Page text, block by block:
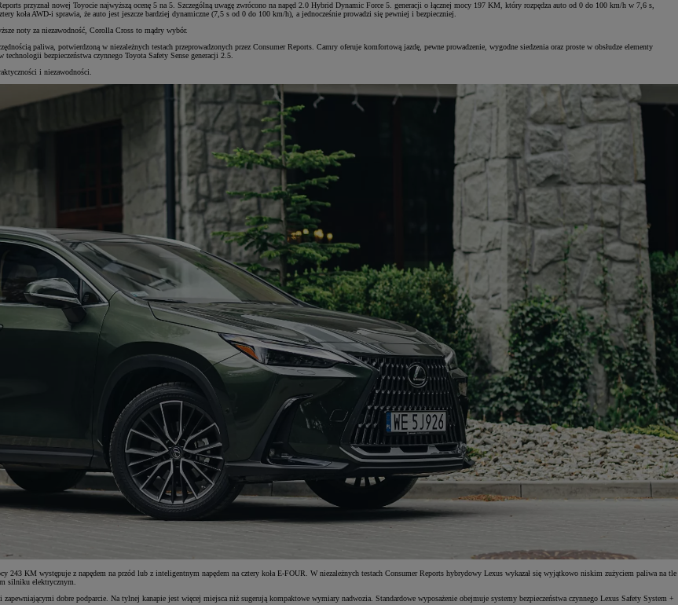
przyznał nowej Toyocie najwyższą ocenę 5 na 5. Szczególną uwagę zwrócono na napęd 2.0 Hybrid Dynamic Force 5. generacji o łącznej mocy 197 KM, który rozpędza auto od 0 do 100 km/h w 7,6 s,
koła AWD-i sprawia, że auto jest jeszcze bardziej dynamiczne (7,5 s od 0 do 100 km/h), a jednocześnie prowadzi się pewniej i bezpieczniej.
noty za niezawodność, Corolla Cross to mądry wybór.
paliwa, potwierdzoną w niezależnych testach przeprowadzonych przez Consumer Reports. Camry oferuje komfortową jazdę, pewne prowadzenie, wygodne siedzenia oraz proste w obsłudze elementy
bezpieczeństwa czynnego Toyota Safety Sense generacji 2.5.
i niezawodności.
KM występuje z napędem na przód lub z inteligentnym napędem na cztery koła E-FOUR. W niezależnych testach Consumer Reports hybrydowy Lexus wykazał się wyjątkowo niskim zużyciem paliwa na tle
silniku elektrycznym.
dobre podparcie. Na tylnej kanapie jest więcej miejsca niż sugerują kompaktowe wymiary nadwozia. Standardowe wyposażenie obejmuje systemy bezpieczeństwa czynnego Lexus Safety System +